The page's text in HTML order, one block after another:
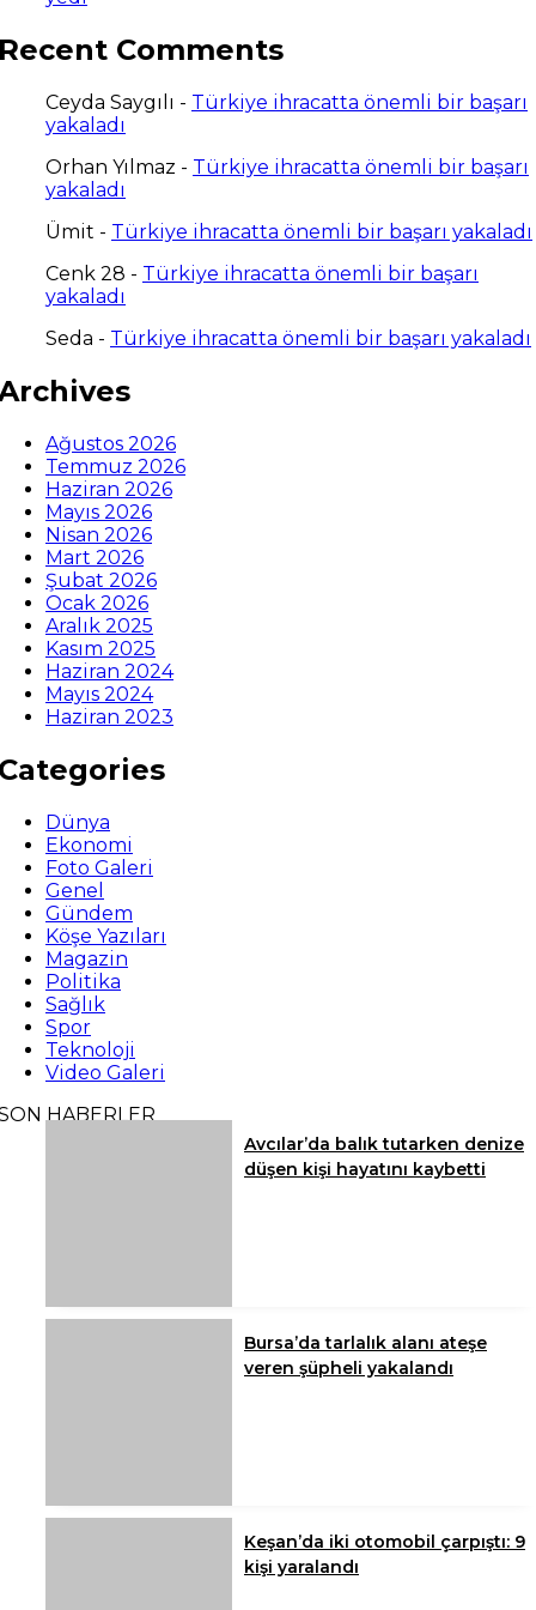
Comments
Ceyda Saygılı - Türkiye ihracatta önemli bir başarı
yakaladı
Orhan Yılmaz - Türkiye ihracatta önemli bir başarı
yakaladı
Ümit - Türkiye ihracatta önemli bir başarı yakaladı
Cenk 28 - Türkiye ihracatta önemli bir başarı
yakaladı
Seda - Türkiye ihracatta önemli bir başarı yakaladı
Ağustos 2026
Temmuz 2026
Haziran 2026
Mayıs 2026
Nisan 2026
Mart 2026
Şubat 2026
Ocak 2026
Aralık 2025
Kasım 2025
Haziran 2024
Mayıs 2024
Haziran 2023
Dünya
Ekonomi
Foto Galeri
Genel
Gündem
Köşe Yazıları
Magazin
Politika
Sağlık
Spor
Teknoloji
Video Galeri
HABERLER
Avcılar’da balık tutarken denize
düşen kişi hayatını kaybetti
Bursa’da tarlalık alanı ateşe
veren şüpheli yakalandı
Keşan’da iki otomobil çarpıştı: 9
kişi yaralandı